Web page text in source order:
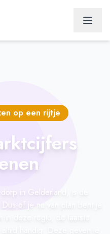
op een rijtje
in Gelderland, is de
of je nu van plan bent je